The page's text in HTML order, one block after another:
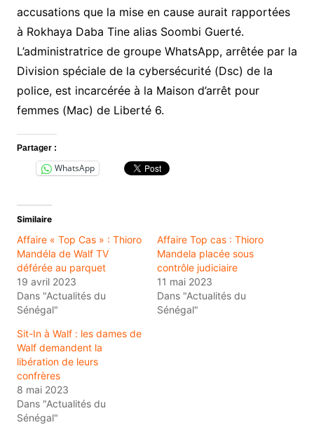
accusations que la mise en cause aurait rapportées
à Rokhaya Daba Tine alias Soombi Guerté.
L’administratrice de groupe WhatsApp, arrêtée par la
Division spéciale de la cybersécurité (Dsc) de la
police, est incarcérée à la Maison d’arrêt pour
femmes (Mac) de Liberté 6.
Partager :
WhatsApp
Similaire
Affaire « Top Cas » : Thioro
Mandéla de Walf TV
déférée au parquet
19 avril 2023
Dans "Actualités du
Sénégal"
Affaire Top cas : Thioro
Mandela placée sous
contrôle judiciaire
11 mai 2023
Dans "Actualités du
Sénégal"
Sit-In à Walf : les dames de
Walf demandent la
libération de leurs
confrères
8 mai 2023
Dans "Actualités du
Sénégal"